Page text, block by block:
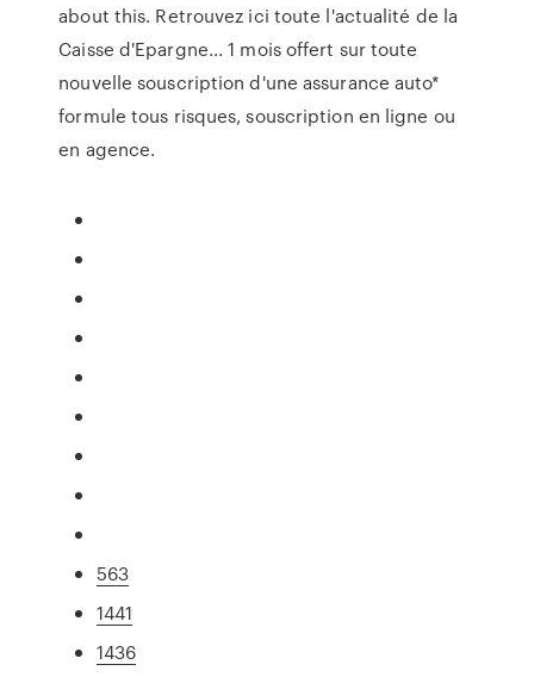
about this. Retrouvez ici toute l'actualité de la
Caisse d'Epargne... 1 mois offert sur toute
nouvelle souscription d'une assurance auto*
formule tous risques, souscription en ligne ou
en agence.
563
1441
1436